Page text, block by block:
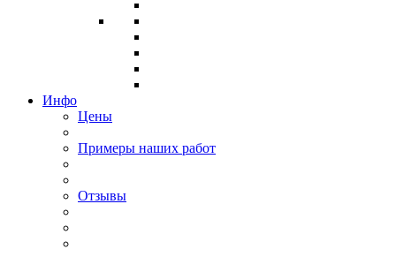
Инфо
Цены
Примеры наших работ
Отзывы